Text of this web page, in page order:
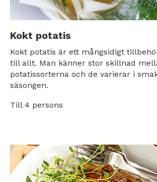
Kokt potatis
Kokt potatis är ett mångsidigt
till allt. Man känner stor skillnad
potatissorterna och de varierar i
säsongen.
Till 4 persons